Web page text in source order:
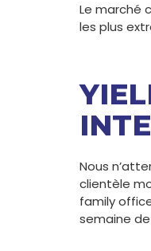
Le marché
les plus
Nous
clientèle
family
semaine